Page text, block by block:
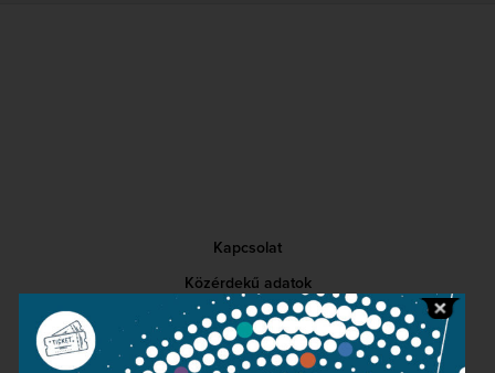
Kapcsolat
Közérdekű adatok
Sajtószoba
Adatvédelem